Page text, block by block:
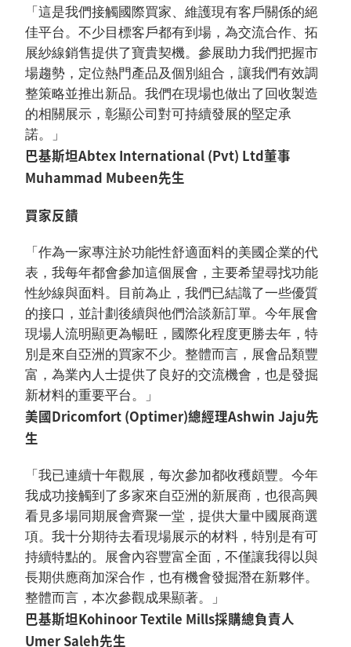
「這是我們接觸國際買家、維護現有客戶關係的絕
佳平台。不少目標客戶都有到場，為交流合作、拓
展紗線銷售提供了寶貴契機。參展助力我們把握市
場趨勢，定位熱門產品及個別組合，讓我們有效調
整策略並推出新品。我們在現場也做出了回收製造
的相關展示，彰顯公司對可持續發展的堅定承
諾。」
巴基斯坦Abtex International (Pvt) Ltd董事
Muhammad Mubeen先生
買家反饋
「作為一家專注於功能性舒適面料的美國企業的代
表，我每年都會參加這個展會，主要希望尋找功能
性紗線與面料。目前為止，我們已結識了一些優質
的接口，並計劃後續與他們洽談新訂單。今年展會
現場人流明顯更為暢旺，國際化程度更勝去年，特
別是來自亞洲的買家不少。整體而言，展會品類豐
富，為業內人士提供了良好的交流機會，也是發掘
新材料的重要平台。」
美國Dricomfort (Optimer)總經理Ashwin Jaju先
生
「我已連續十年觀展，每次參加都收穫頗豐。今年
我成功接觸到了多家來自亞洲的新展商，也很高興
看見多場同期展會齊聚一堂，提供大量中國展商選
項。我十分期待去看現場展示的材料，特別是有可
持續特點的。展會內容豐富全面，不僅讓我得以與
長期供應商加深合作，也有機會發掘潛在新夥伴。
整體而言，本次參觀成果顯著。」
巴基斯坦Kohinoor Textile Mills採購總負責人
Umer Saleh先生